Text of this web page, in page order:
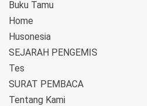
Buku Tamu
Home
Husonesia
SEJARAH PENGEMIS
Tes
SURAT PEMBACA
Tentang Kami